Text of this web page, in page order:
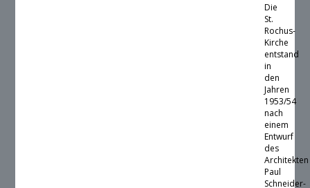
Die
St.
Rochus-
Kirche
entstand
in
den
Jahren
1953/54
nach
einem
Entwurf
des
Architekten
Paul
Schneider-